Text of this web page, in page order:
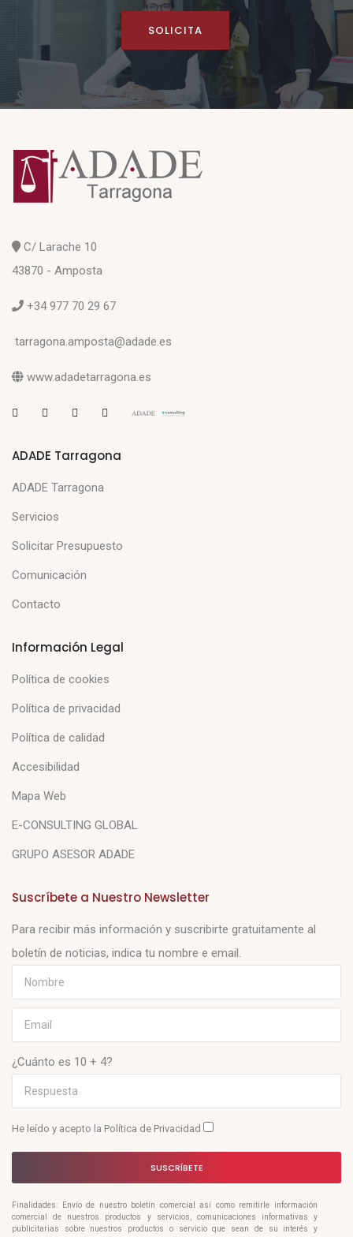
SOLICITA
C/ Larache 10
43870 - Amposta
+34 977 70 29 67
tarragona.amposta@adade.es
www.adadetarragona.es
ADADE Tarragona
ADADE Tarragona
Servicios
Solicitar Presupuesto
Comunicación
Contacto
Información Legal
Política de cookies
Política de privacidad
Política de calidad
Accesibilidad
Mapa Web
E-CONSULTING GLOBAL
GRUPO ASESOR ADADE
Suscríbete a Nuestro Newsletter
Para recibir más información y suscribirte gratuitamente al
boletín de noticias, indica tu nombre e email.
¿Cuánto es 10 + 4?
He leído y acepto la Política de Privacidad
SUSCRÍBETE
Finalidades: Envío de nuestro boletín comercial así como remitirle información
comercial de nuestros productos y servicios, comunicaciones informativas y
publicitarias sobre nuestros productos o servicio que sean de su interés y